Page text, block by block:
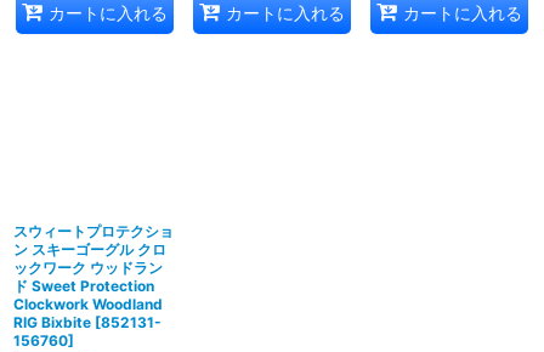
カートに入れる カートに入れる カートに入れる
スウィートプロテクショ
ン スキーゴーグル クロ
ックワーク ウッドラン
ド Sweet Protection
Clockwork Woodland
RIG Bixbite [852131-
156760]